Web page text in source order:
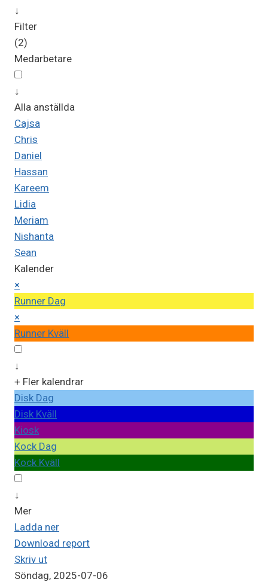
↓
Filter
(2)
Medarbetare
↓
Alla anställda
Cajsa
Chris
Daniel
Hassan
Kareem
Lidia
Meriam
Nishanta
Sean
Kalender
×
Runner Dag
×
Runner Kväll
↓
+ Fler kalendrar
Disk Dag
Disk Kväll
Kiosk
Kock Dag
Kock Kväll
↓
Mer
Ladda ner
Download report
Skriv ut
Söndag, 2025-07-06